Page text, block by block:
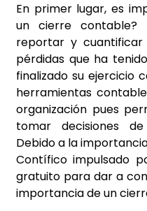
En primer lugar, es
un cierre contable?
reportar y cuantificar
pérdidas que ha
finalizado su ejercicio
herramientas
organización pues
tomar decisiones
Debido a la
Contífico impulsado
gratuito para dar a
importancia de un